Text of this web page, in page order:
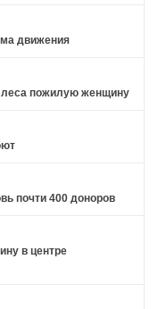
движения
пожилую женщину
почти 400 доноров
в центре